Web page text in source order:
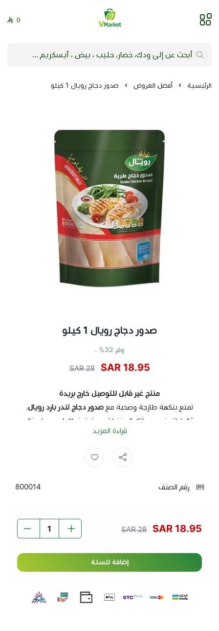
فيلج ماركت | VMarket
0
الرئيسية أفضل العروض صدور دجاج رويال 1 كيلو
صدور دجاج رويال 1 كيلو
وفر 32% .
18.95 SAR
28 SAR
منتج غير قابل للتوصيل خارج بريدة
تمتع بنكهة طازجة وصحية مع صدور دجاج تندر بارد رويال.
مثالية لتحضير وجباتك المفضلة، حيث توفر لك لحم دجاج خالي
من العظم مع قوام طري ومذاق رائع.
المميزات:
: دجاج تندر عالي الجودة مع نكهة لذيذة وسهلة
: منخفض الدهون ومناسب للأنظمة الغذائية الصحية.
وجبات شهية وصحية في أي وقت.
قراءة المزيد
صدور رويال , صدور دجاج ,
رقم الصنف 800014
18.95 SAR
28 SAR
إضافة للسلة